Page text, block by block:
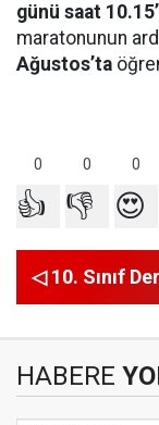
günü saat
maratonunun
Ağustos’ta
0 0 0
👍 👎 😍
◁ 10. Sınıf
HABERE